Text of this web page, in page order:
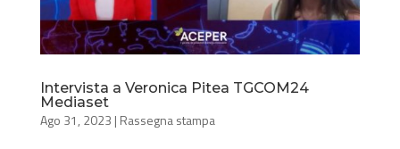
Intervista a Veronica Pitea TGCOM24
Mediaset
Ago 31, 2023 | Rassegna stampa